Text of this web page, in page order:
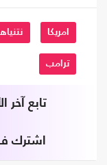
امريكا
ترامب
تابع آخر
اشترك